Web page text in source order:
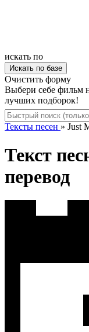
искать по
Очистить форму
Выбери себе фильм
лучших подборок!
Тексты песен » Just
Текст
перевод